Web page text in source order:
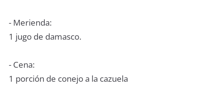
- Merienda:
1 jugo de damasco.
- Cena:
1 porción de conejo a la cazuela